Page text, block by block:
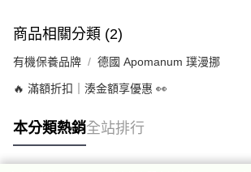
商品相關分類 (2)
有機保養品牌 德國 Apomanum 璞漫挪
🔥 滿額折扣｜湊金額享優惠 👀
本分類熱銷全站排行